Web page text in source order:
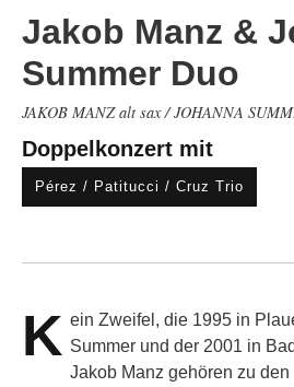
Jakob Manz &
Summer Duo
JAKOB MANZ alt sax / JOHANNA
Doppelkonzert mit
Pérez / Patitucci / Cruz Trio
K ein Zweifel, die 1995 in
Summer und der 2001 in
Jakob Manz gehören zu